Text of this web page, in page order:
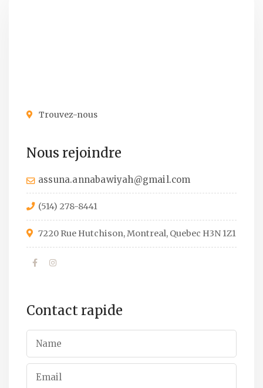
Trouvez-nous
Nous rejoindre
assuna.annabawiyah@gmail.com
(514) 278-8441
7220 Rue Hutchison, Montreal, Quebec H3N 1Z1
Contact rapide